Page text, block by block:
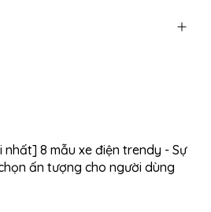
nhất] 8 mẫu xe điện trendy - Sự
ấn tượng cho người dùng